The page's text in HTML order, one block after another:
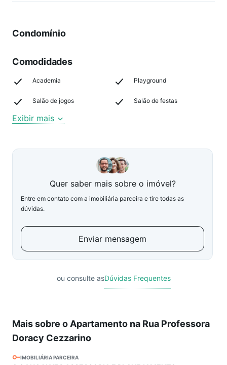
Condomínio
Comodidades
Academia Playground
Salão de jogos Salão de festas
Exibir mais
Quer saber mais sobre o imóvel?
Entre em contato com a imobiliária parceira e tire todas as
dúvidas.
Enviar mensagem
ou consulte asDúvidas Frequentes
Mais sobre o Apartamento na Rua Professora
Doracy Cezzarino
IMOBILIÁRIA PARCEIRA